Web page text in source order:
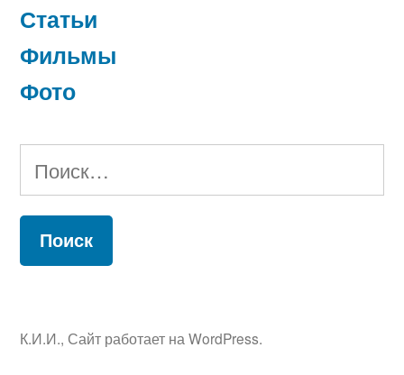
Статьи
Фильмы
Фото
Найти:
К.И.И., Сайт работает на WordPress.